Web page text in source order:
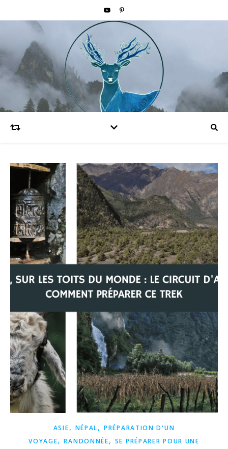
ASIE, NÉPAL,PRÉPARATION D'UN
VOYAGE,RANDONNÉE, SE PRÉPARER POUR UNE